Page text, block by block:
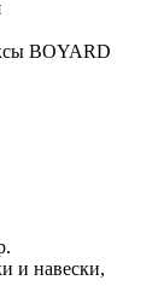
BOYARD
и навески,